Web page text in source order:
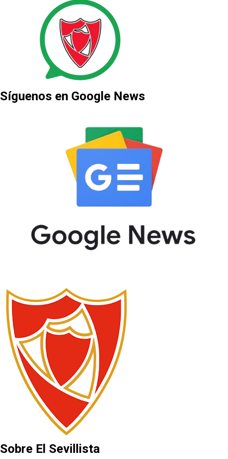
Síguenos en Google News
Sobre El Sevillista